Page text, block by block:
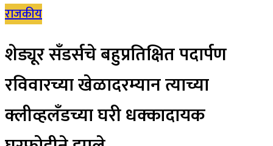
राजकीय
शेड्यूर सँडर्सचे बहुप्रतिक्षित पदार्पण
रविवारच्या खेळादरम्यान त्याच्या
क्लीव्हलँडच्या घरी धक्कादायक